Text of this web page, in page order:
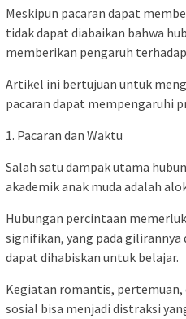
Meskipun pacaran dapat
tidak dapat diabaikan bahwa
memberikan pengaruh
Artikel ini bertujuan untuk
pacaran dapat mempengaruhi
1. Pacaran dan Waktu
Salah satu dampak utama
akademik anak muda adalah
Hubungan percintaan
signifikan, yang pada
dapat dihabiskan untuk belajar.
Kegiatan romantis, pertemuan,
sosial bisa menjadi distraksi